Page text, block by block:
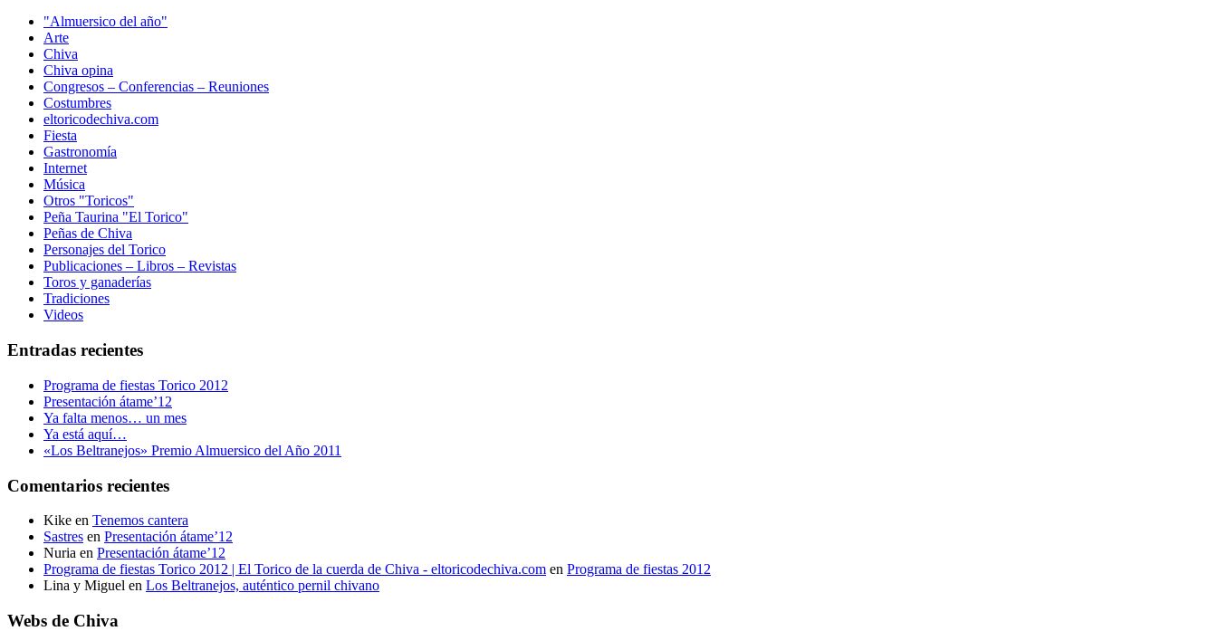
"Almuersico del año"
Arte
Chiva
Chiva opina
Congresos – Conferencias – Reuniones
Costumbres
eltoricodechiva.com
Fiesta
Gastronomía
Internet
Música
Otros "Toricos"
Peña Taurina "El Torico"
Peñas de Chiva
Personajes del Torico
Publicaciones – Libros – Revistas
Toros y ganaderías
Tradiciones
Videos
Entradas recientes
Programa de fiestas Torico 2012
Presentación átame’12
Ya falta menos… un mes
Ya está aquí…
«Los Beltranejos» Premio Almuersico del Año 2011
Comentarios recientes
Kike en Tenemos cantera
Sastres en Presentación átame’12
Nuria en Presentación átame’12
Programa de fiestas Torico 2012 | El Torico de la cuerda de Chiva - eltoricodechiva.com en Programa de fiestas 2012
Lina y Miguel en Los Beltranejos, auténtico pernil chivano
Webs de Chiva